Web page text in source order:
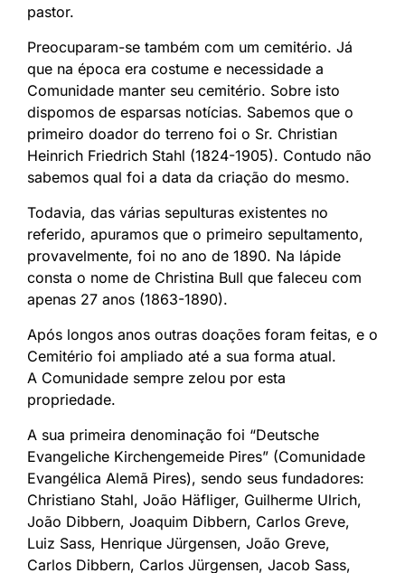
pastor.
Preocuparam-se também com um cemitério. Já
que na época era costume e necessidade a
Comunidade manter seu cemitério. Sobre isto
dispomos de esparsas notícias. Sabemos que o
primeiro doador do terreno foi o Sr. Christian
Heinrich Friedrich Stahl (1824-1905). Contudo não
sabemos qual foi a data da criação do mesmo.
Todavia, das várias sepulturas existentes no
referido, apuramos que o primeiro sepultamento,
provavelmente, foi no ano de 1890. Na lápide
consta o nome de Christina Bull que faleceu com
apenas 27 anos (1863-1890).
Após longos anos outras doações foram feitas, e o
Cemitério foi ampliado até a sua forma atual.
A Comunidade sempre zelou por esta
propriedade.
A sua primeira denominação foi “Deutsche
Evangeliche Kirchengemeide Pires” (Comunidade
Evangélica Alemã Pires), sendo seus fundadores:
Christiano Stahl, João Häfliger, Guilherme Ulrich,
João Dibbern, Joaquim Dibbern, Carlos Greve,
Luiz Sass, Henrique Jürgensen, João Greve,
Carlos Dibbern, Carlos Jürgensen, Jacob Sass,